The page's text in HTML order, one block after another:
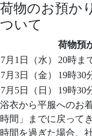
荷物のお預か
ついて
荷物預
7月1日（水）
20時ま
7月3日（金）
19時30
7月5日（日）
19時30
浴衣から平服へのお
時間」までに戻って
時間を過ぎた場合、